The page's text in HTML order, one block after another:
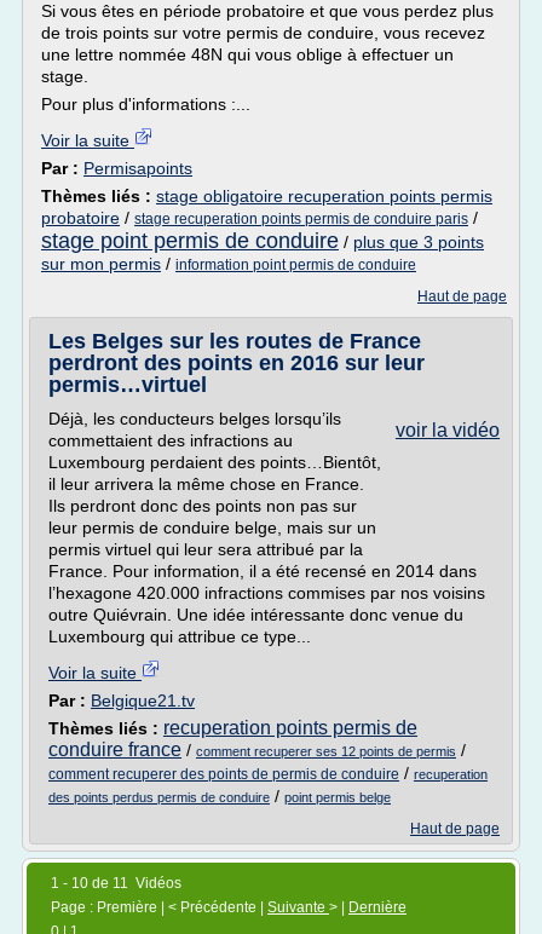
Si vous êtes en période probatoire et que vous perdez plus
de trois points sur votre permis de conduire, vous recevez
une lettre nommée 48N qui vous oblige à effectuer un
stage.
Pour plus d'informations :...
Voir la suite
Par : Permisapoints
Thèmes liés : stage obligatoire recuperation points permis
probatoire / stage recuperation points permis de conduire paris /
stage point permis de conduire / plus que 3 points
sur mon permis / information point permis de conduire
Haut de page
Les Belges sur les routes de France
perdront des points en 2016 sur leur
permis…virtuel
voir la vidéo
Déjà, les conducteurs belges lorsqu’ils
commettaient des infractions au
Luxembourg perdaient des points…Bientôt,
il leur arrivera la même chose en France.
Ils perdront donc des points non pas sur
leur permis de conduire belge, mais sur un
permis virtuel qui leur sera attribué par la
France. Pour information, il a été recensé en 2014 dans
l’hexagone 420.000 infractions commises par nos voisins
outre Quiévrain. Une idée intéressante donc venue du
Luxembourg qui attribue ce type...
Voir la suite
Par : Belgique21.tv
Thèmes liés : recuperation points permis de
conduire france / comment recuperer ses 12 points de permis /
comment recuperer des points de permis de conduire / recuperation
des points perdus permis de conduire / point permis belge
Haut de page
1 - 10 de 11 Vidéos
Page : Première | < Précédente | Suivante > |
Dernière